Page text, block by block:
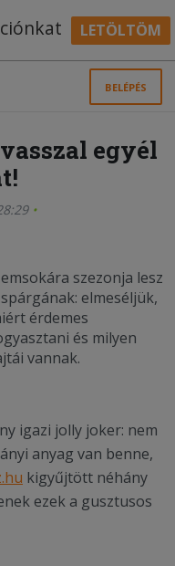
LETÖLTÖM
BELÉPÉS
egyél
szezonja lesz
elmeséljük,
érdemes
és milyen
vannak.
igazi jolly joker: nem
anyag van benne,
kigyűjtött néhány
ezek a gusztusos